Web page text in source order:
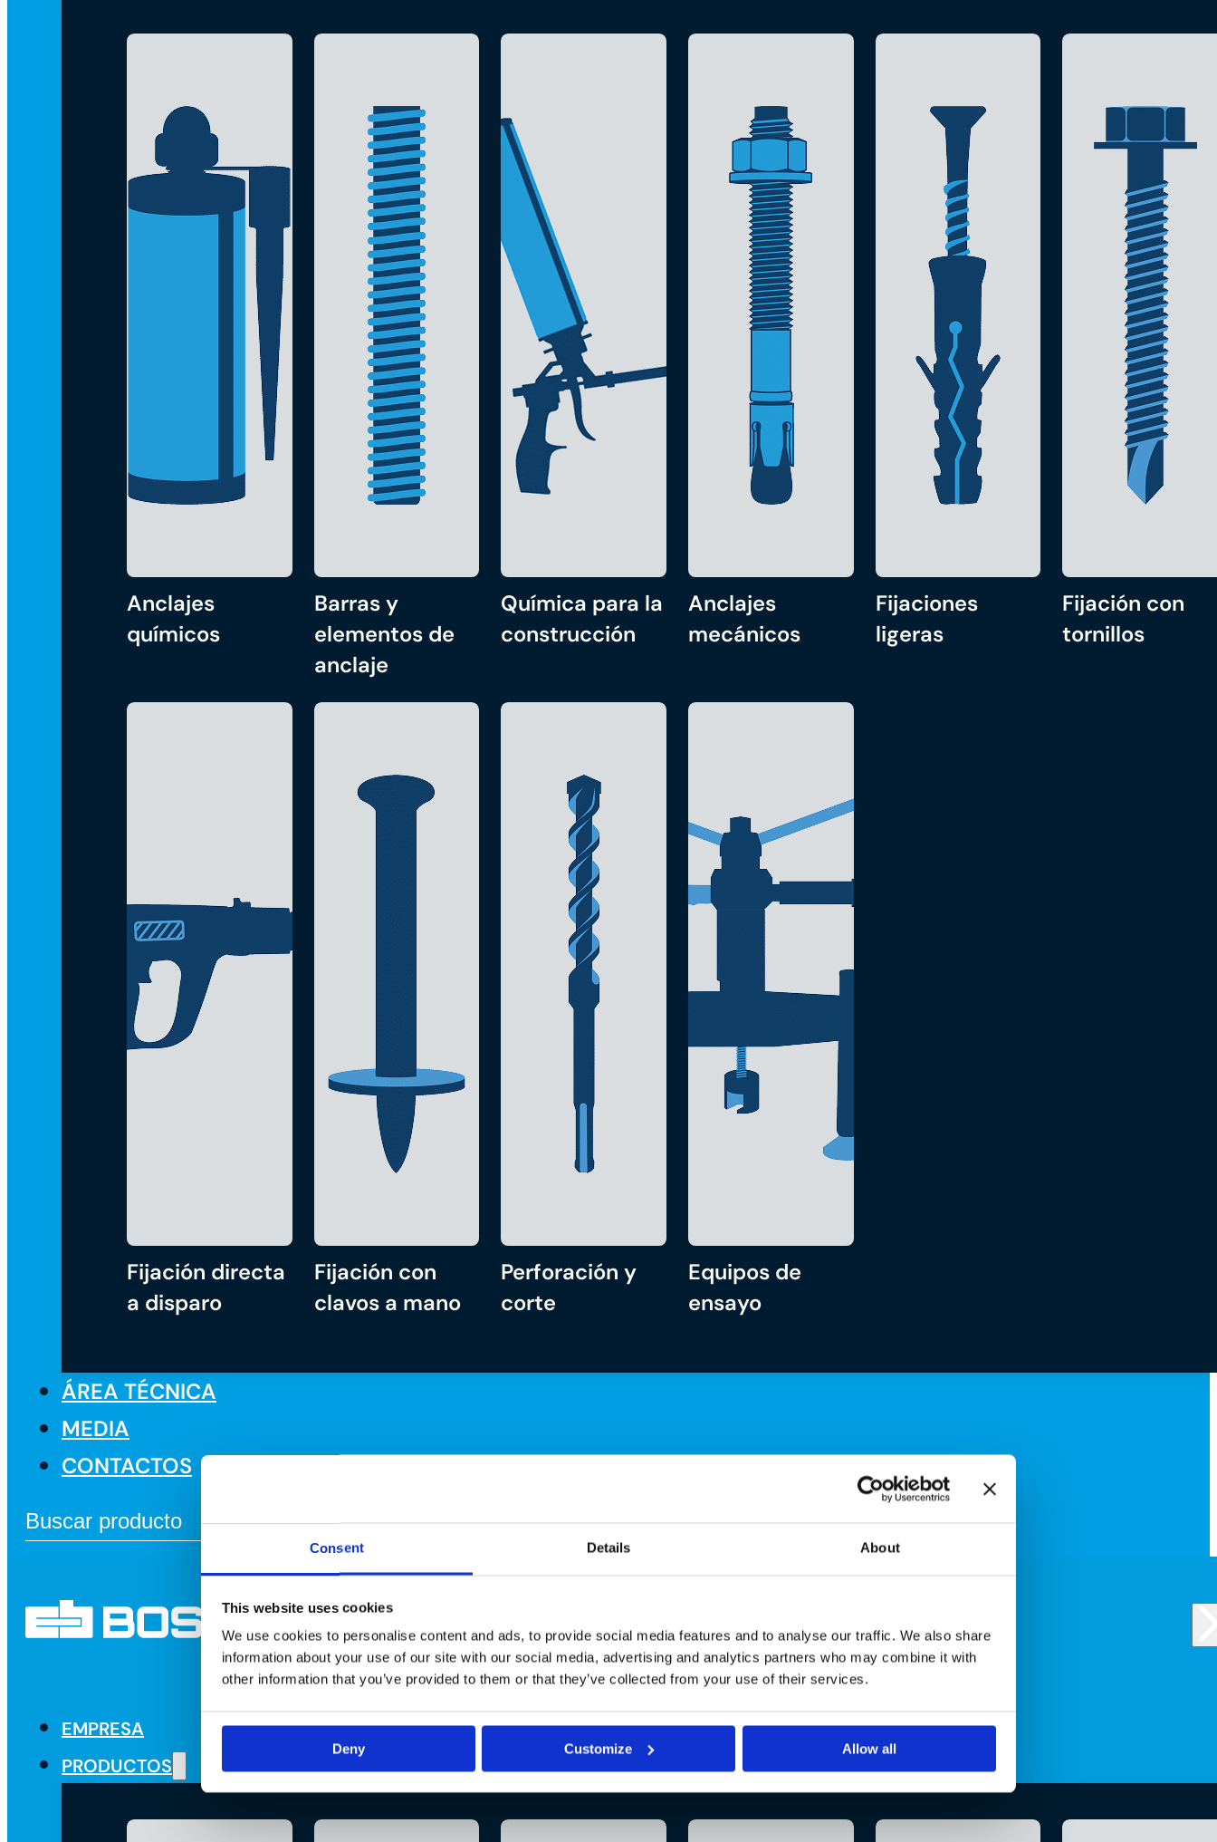
Consent Details About
This website uses cookies
We use cookies to personalise content and ads, to provide social media features and to analyse our traffic. We also share
information about your use of our site with our social media, advertising and analytics partners who may combine it with
other information that you’ve provided to them or that they’ve collected from your use of their services.
Deny Customize Allow all
Anclajes
químicos
Barras y
elementos de
anclaje
Química para la
construcción
Anclajes
mecánicos
Fijaciones
ligeras
Fijación con
tornillos
Fijación directa
a disparo
Fijación con
clavos a mano
Perforación y
corte
Equipos de
ensayo
ÁREA TÉCNICA
MEDIA
CONTACTOS
EMPRESA
PRODUCTOS